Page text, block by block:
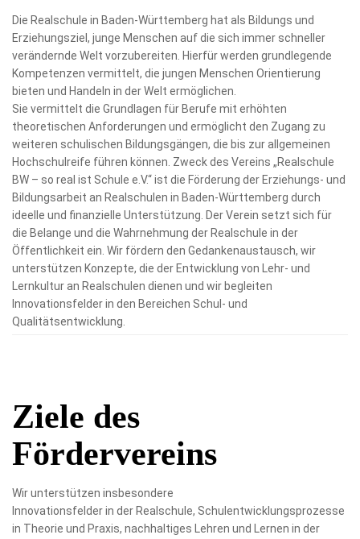
Die Realschule in Baden-Württemberg hat als Bildungs und
Erziehungsziel, junge Menschen auf die sich immer schneller
verändernde Welt vorzubereiten. Hierfür werden grundlegende
Kompetenzen vermittelt, die jungen Menschen Orientierung
bieten und Handeln in der Welt ermöglichen.
Sie vermittelt die Grundlagen für Berufe mit erhöhten
theoretischen Anforderungen und ermöglicht den Zugang zu
weiteren schulischen Bildungsgängen, die bis zur allgemeinen
Hochschulreife führen können. Zweck des Vereins „Realschule
BW – so real ist Schule e.V.“ ist die Förderung der Erziehungs- und
Bildungsarbeit an Realschulen in Baden-Württemberg durch
ideelle und finanzielle Unterstützung. Der Verein setzt sich für
die Belange und die Wahrnehmung der Realschule in der
Öffentlichkeit ein. Wir fördern den Gedankenaustausch, wir
unterstützen Konzepte, die der Entwicklung von Lehr- und
Lernkultur an Realschulen dienen und wir begleiten
Innovationsfelder in den Bereichen Schul- und
Qualitätsentwicklung.
Ziele des
Fördervereins
Wir unterstützen insbesondere
Innovationsfelder in der Realschule, Schulentwicklungsprozesse
in Theorie und Praxis, nachhaltiges Lehren und Lernen in der